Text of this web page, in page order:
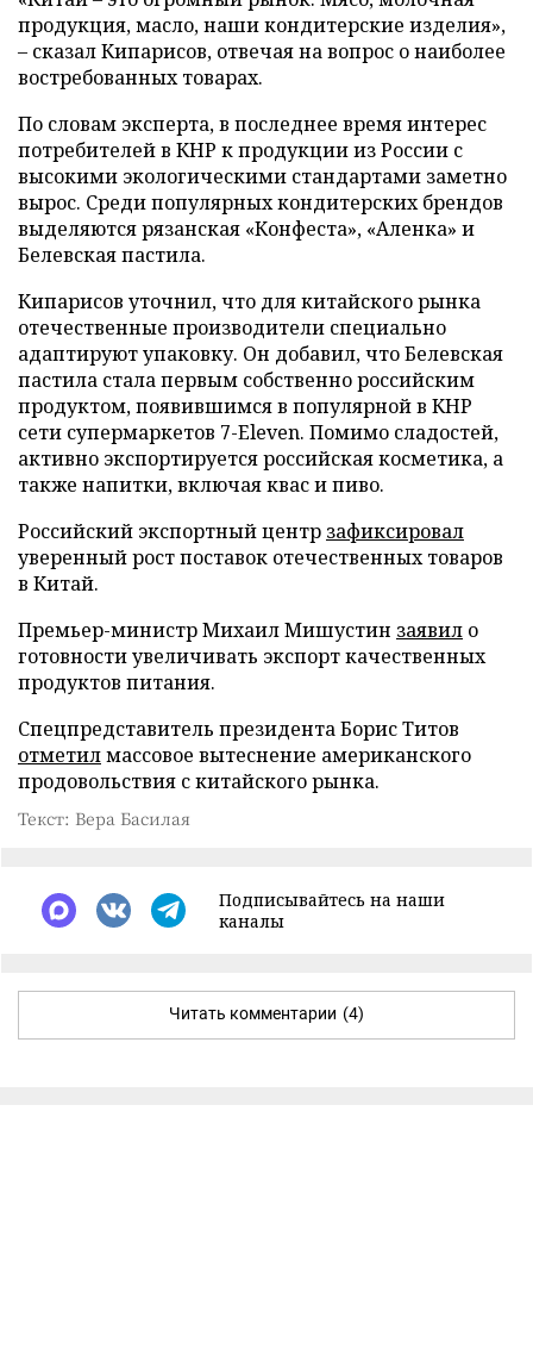
продукция, масло, наши кондитерские изделия»,
– сказал Кипарисов, отвечая на вопрос о наиболее
востребованных товарах.
По словам эксперта, в последнее время интерес
потребителей в КНР к продукции из России с
высокими экологическими стандартами заметно
вырос. Среди популярных кондитерских брендов
выделяются рязанская «Конфеста», «Аленка» и
Белевская пастила.
Кипарисов уточнил, что для китайского рынка
отечественные производители специально
адаптируют упаковку. Он добавил, что Белевская
пастила стала первым собственно российским
продуктом, появившимся в популярной в КНР
сети супермаркетов 7-Eleven. Помимо сладостей,
активно экспортируется российская косметика, а
также напитки, включая квас и пиво.
Российский экспортный центр зафиксировал
уверенный рост поставок отечественных товаров
в Китай.
Премьер-министр Михаил Мишустин заявил о
готовности увеличивать экспорт качественных
продуктов питания.
Спецпредставитель президента Борис Титов
отметилмассовое вытеснение американского
продовольствия с китайского рынка.
Текст: Вера Басилая
Подписывайтесь на наши
каналы
Читать комментарии (4)